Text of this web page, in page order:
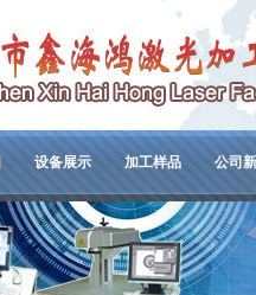
设备展示 加工样品 公司